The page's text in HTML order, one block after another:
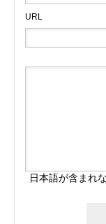
URL
日本語が含まれ